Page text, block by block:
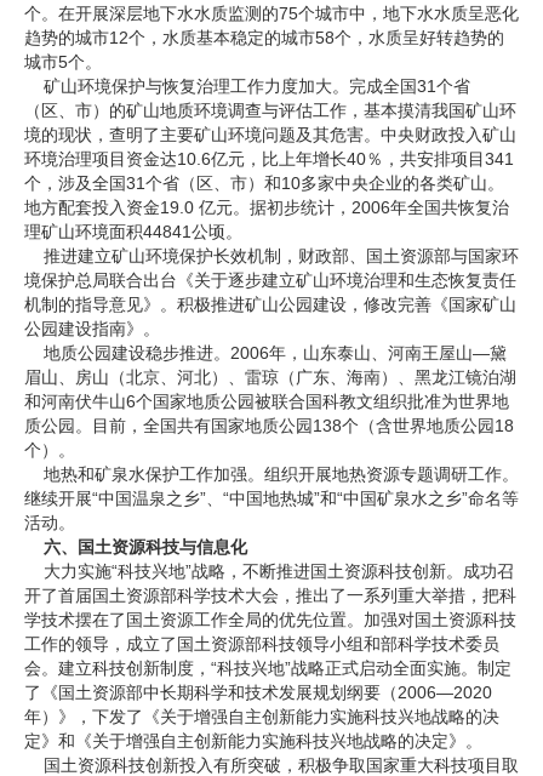
个。在开展深层地下水水质监测的75个城市中，地下水水质呈恶化
趋势的城市12个，水质基本稳定的城市58个，水质呈好转趋势的
城市5个。
矿山环境保护与恢复治理工作力度加大。完成全国31个省
（区、市）的矿山地质环境调查与评估工作，基本摸清我国矿山环
境的现状，查明了主要矿山环境问题及其危害。中央财政投入矿山
环境治理项目资金达10.6亿元，比上年增长40％，共安排项目341
个，涉及全国31个省（区、市）和10多家中央企业的各类矿山。
地方配套投入资金19.0 亿元。据初步统计，2006年全国共恢复治
理矿山环境面积44841公顷。
推进建立矿山环境保护长效机制，财政部、国土资源部与国家环
境保护总局联合出台《关于逐步建立矿山环境治理和生态恢复责任
机制的指导意见》。积极推进矿山公园建设，修改完善《国家矿山
公园建设指南》。
地质公园建设稳步推进。2006年，山东泰山、河南王屋山—黛
眉山、房山（北京、河北）、雷琼（广东、海南）、黑龙江镜泊湖
和河南伏牛山6个国家地质公园被联合国科教文组织批准为世界地
质公园。目前，全国共有国家地质公园138个（含世界地质公园18
个）。
地热和矿泉水保护工作加强。组织开展地热资源专题调研工作。
继续开展“中国温泉之乡”、“中国地热城”和“中国矿泉水之乡”命名等
活动。
六、国土资源科技与信息化
大力实施“科技兴地”战略，不断推进国土资源科技创新。成功召
开了首届国土资源部科学技术大会，推出了一系列重大举措，把科
学技术摆在了国土资源工作全局的优先位置。加强对国土资源科技
工作的领导，成立了国土资源部科技领导小组和部科学技术委员
会。建立科技创新制度，“科技兴地”战略正式启动全面实施。制定
了《国土资源部中长期科学和技术发展规划纲要（2006—2020
年）》，下发了《关于增强自主创新能力实施科技兴地战略的决
定》和《关于增强自主创新能力实施科技兴地战略的决定》。
国土资源科技创新投入有所突破，积极争取国家重大科技项目取